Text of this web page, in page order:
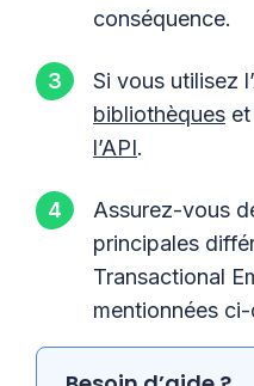
conséquence.
Si vous utilisez
bibliothèques
l’API.
Assurez-vous
principales
Transactional
mentionnées ci-